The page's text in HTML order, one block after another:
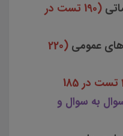
(190 تست در
عمومی (220
(260 تست در 185
به سوال و